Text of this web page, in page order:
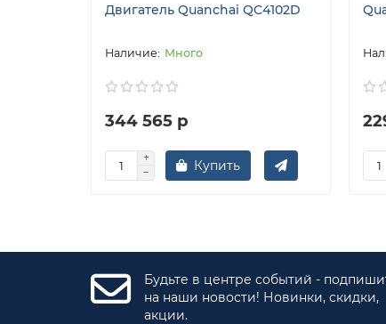
Двигатель Quanchai QC4102D
Много
344 565 р
Купить
Будьте в центре событий -
на наши новости! Новинки, скидки,
акции.